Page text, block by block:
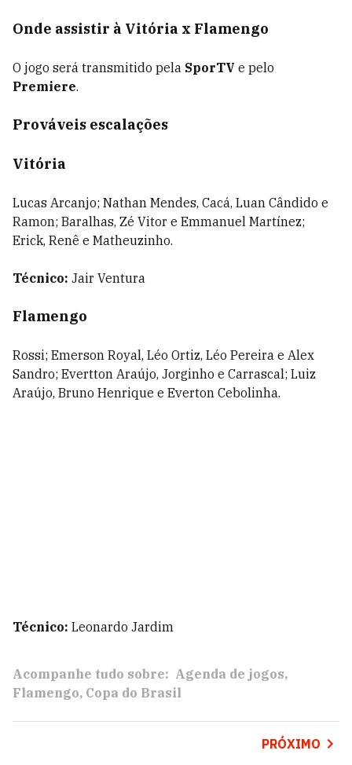
Onde assistir à Vitória x Flamengo
O jogo será transmitido pela SporTV e pelo
Premiere.
Prováveis escalações
Vitória
Lucas Arcanjo; Nathan Mendes, Cacá, Luan Cândido e
Ramon; Baralhas, Zé Vitor e Emmanuel Martínez;
Erick, Renê e Matheuzinho.
Técnico: Jair Ventura
Flamengo
Rossi; Emerson Royal, Léo Ortiz, Léo Pereira e Alex
Sandro; Evertton Araújo, Jorginho e Carrascal; Luiz
Araújo, Bruno Henrique e Everton Cebolinha.
Técnico: Leonardo Jardim
Acompanhe tudo sobre: Agenda de jogos
Flamengo Copa do Brasil
PRÓXIMO